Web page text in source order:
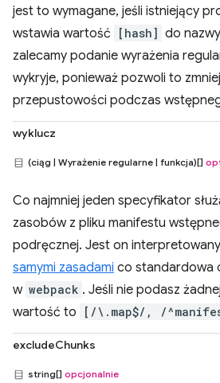
jest to wymagane, jeśli istniejący
wstawia wartość
[hash] do
zalecamy podanie wyrażenia
wykryje, ponieważ pozwoli to
przepustowości podczas
wyklucz
(ciąg | Wyrażenie regularne | funkcja)[]
Co najmniej jeden specyfikator
zasobów z pliku manifestu
podręcznej. Jest on
samymi zasadami co standardowa
w webpack . Jeśli nie podasz
wartość to
[/\.map$/, /
excludeChunks
string[] opcjonalnie